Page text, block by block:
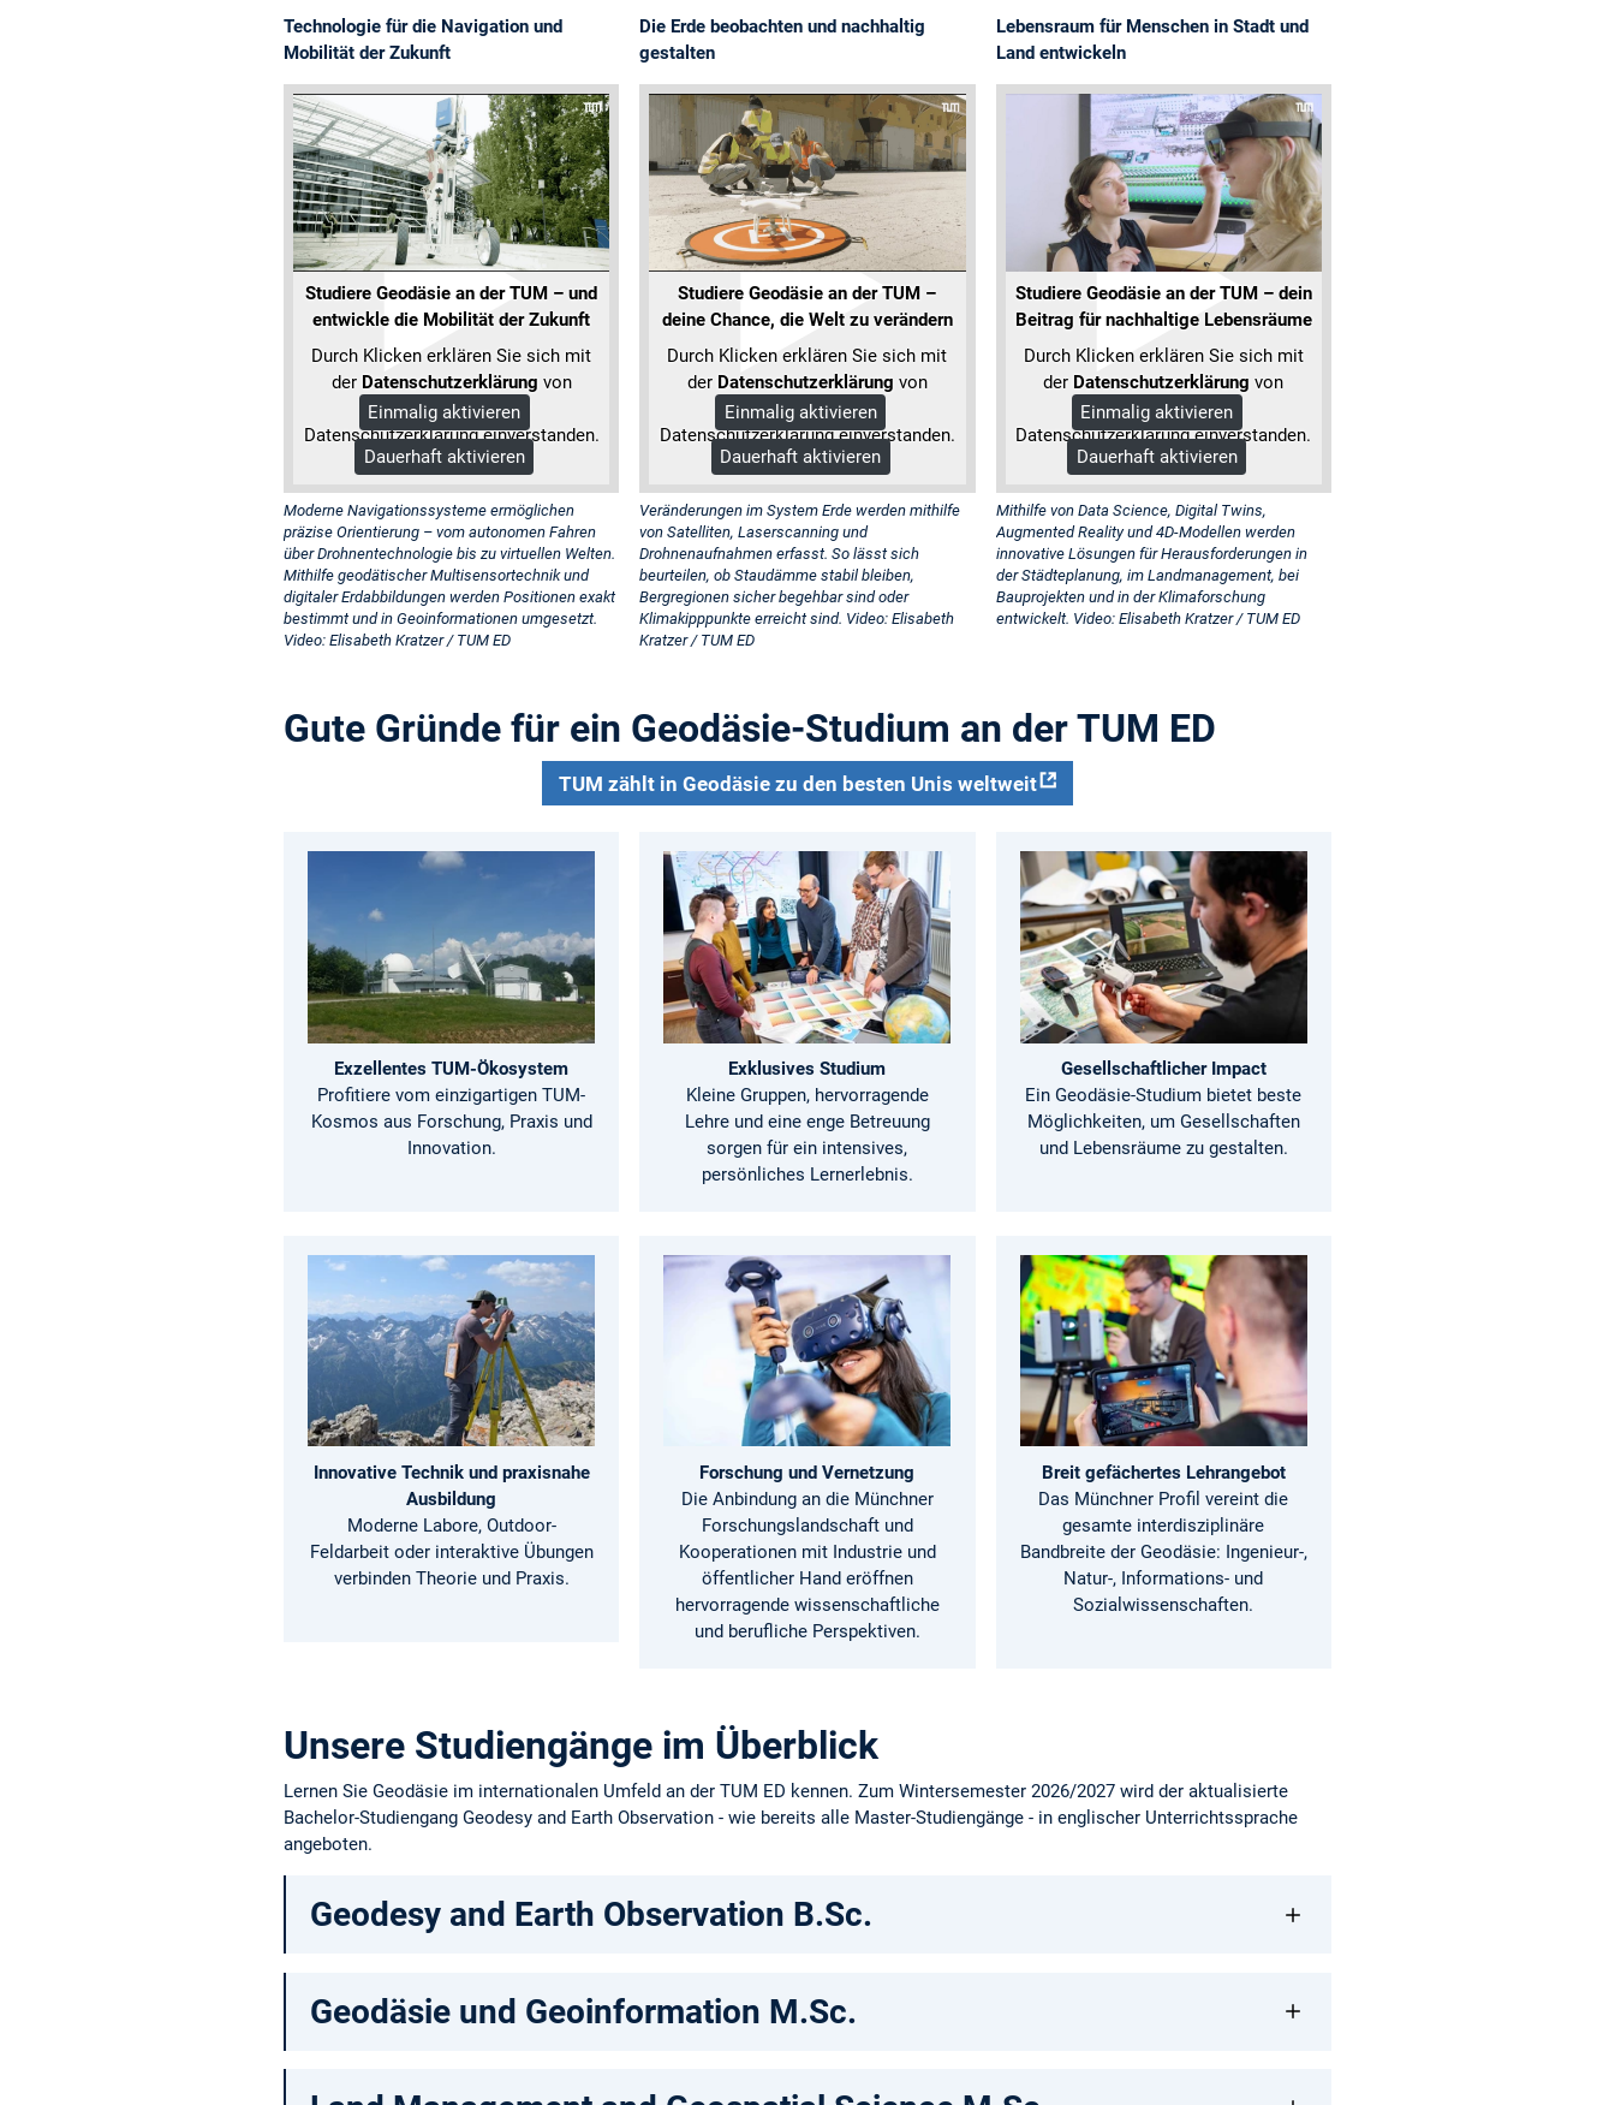
Technologie für die Navigation und
Mobilität der Zukunft
Studiere Geodäsie an der TUM – und
entwickle die Mobilität der Zukunft
Durch Klicken erklären Sie sich mit
der Datenschutzerklärung von
Google und unserer
Datenschutzerklärung einverstanden.
Mehr Informationen
Einmalig aktivieren
Dauerhaft aktivieren
Moderne Navigationssysteme ermöglichen
präzise Orientierung – vom autonomen Fahren
über Drohnentechnologie bis zu virtuellen Welten.
Mithilfe geodätischer Multisensortechnik und
digitaler Erdabbildungen werden Positionen exakt
bestimmt und in Geoinformationen umgesetzt.
Video: Elisabeth Kratzer / TUM ED
Die Erde beobachten und nachhaltig
gestalten
Studiere Geodäsie an der TUM –
deine Chance, die Welt zu verändern
Durch Klicken erklären Sie sich mit
der Datenschutzerklärung von
Google und unserer
Datenschutzerklärung einverstanden.
Mehr Informationen
Einmalig aktivieren
Dauerhaft aktivieren
Veränderungen im System Erde werden mithilfe
von Satelliten, Laserscanning und
Drohnenaufnahmen erfasst. So lässt sich
beurteilen, ob Staudämme stabil bleiben,
Bergregionen sicher begehbar sind oder
Klimakipppunkte erreicht sind. Video: Elisabeth
Kratzer / TUM ED
Lebensraum für Menschen in Stadt und
Land entwickeln
Studiere Geodäsie an der TUM – dein
Beitrag für nachhaltige Lebensräume
Durch Klicken erklären Sie sich mit
der Datenschutzerklärung von
Google und unserer
Datenschutzerklärung einverstanden.
Mehr Informationen
Einmalig aktivieren
Dauerhaft aktivieren
Mithilfe von Data Science, Digital Twins,
Augmented Reality und 4D-Modellen werden
innovative Lösungen für Herausforderungen in
der Städteplanung, im Landmanagement, bei
Bauprojekten und in der Klimaforschung
entwickelt. Video: Elisabeth Kratzer / TUM ED
Gute Gründe für ein Geodäsie-Studium an der TUM ED
TUM zählt in Geodäsie zu den besten Unis weltweit
Exzellentes TUM-Ökosystem
Profitiere vom einzigartigen TUM-
Kosmos aus Forschung, Praxis und
Innovation.
Exklusives Studium
Kleine Gruppen, hervorragende
Lehre und eine enge Betreuung
sorgen für ein intensives,
persönliches Lernerlebnis.
Gesellschaftlicher Impact
Ein Geodäsie-Studium bietet beste
Möglichkeiten, um Gesellschaften
und Lebensräume zu gestalten.
Innovative Technik und praxisnahe
Ausbildung
Moderne Labore, Outdoor-
Feldarbeit oder interaktive Übungen
verbinden Theorie und Praxis.
Forschung und Vernetzung
Die Anbindung an die Münchner
Forschungslandschaft und
Kooperationen mit Industrie und
öffentlicher Hand eröffnen
hervorragende wissenschaftliche
und berufliche Perspektiven.
Breit gefächertes Lehrangebot
Das Münchner Profil vereint die
gesamte interdisziplinäre
Bandbreite der Geodäsie: Ingenieur-,
Natur-, Informations- und
Sozialwissenschaften.
Unsere Studiengänge im Überblick
Lernen Sie Geodäsie im internationalen Umfeld an der TUM ED kennen. Zum Wintersemester 2026/2027 wird der aktualisierte
Bachelor-Studiengang Geodesy and Earth Observation - wie bereits alle Master-Studiengänge - in englischer Unterrichtssprache
angeboten.
Geodesy and Earth Observation B.Sc.
Geodäsie und Geoinformation M.Sc.